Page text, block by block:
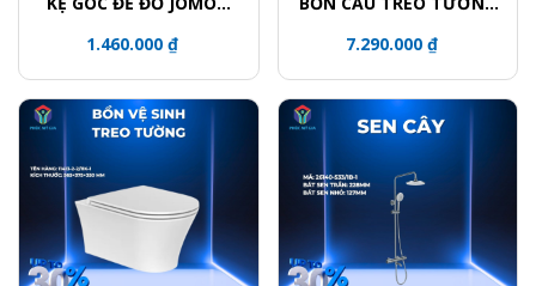
1.460.000 ₫ 7.290.000 ₫